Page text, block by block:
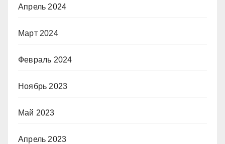
Апрель 2024
Март 2024
Февраль 2024
Ноябрь 2023
Май 2023
Апрель 2023